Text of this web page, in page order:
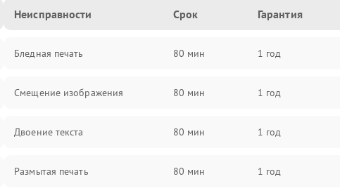
Неисправности Срок Гарантия
Бледная печать 80 мин 1 год
Смещение изображения 80 мин 1 год
Двоение текста 80 мин 1 год
Размытая печать 80 мин 1 год